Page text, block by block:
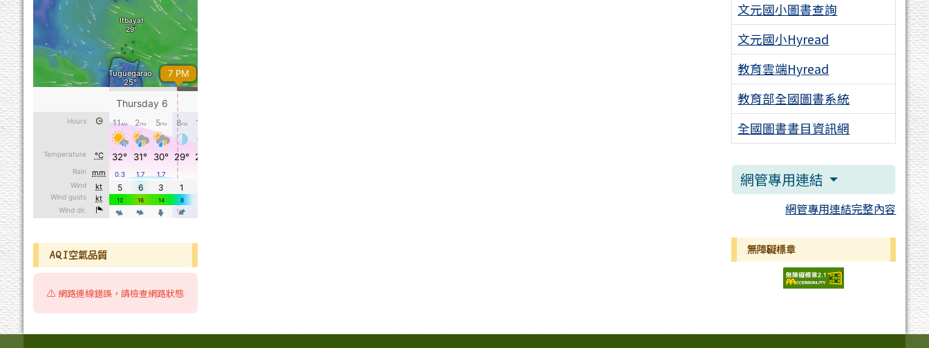
AQI空氣品質
⚠️ 網路連線錯誤，請檢查網路狀態
文元國小圖書查詢
文元國小Hyread
教育雲端Hyread
教育部全國圖書系統
全國圖書書目資訊網
網管專用連結
網管專用連結完整內容
無障礙標章